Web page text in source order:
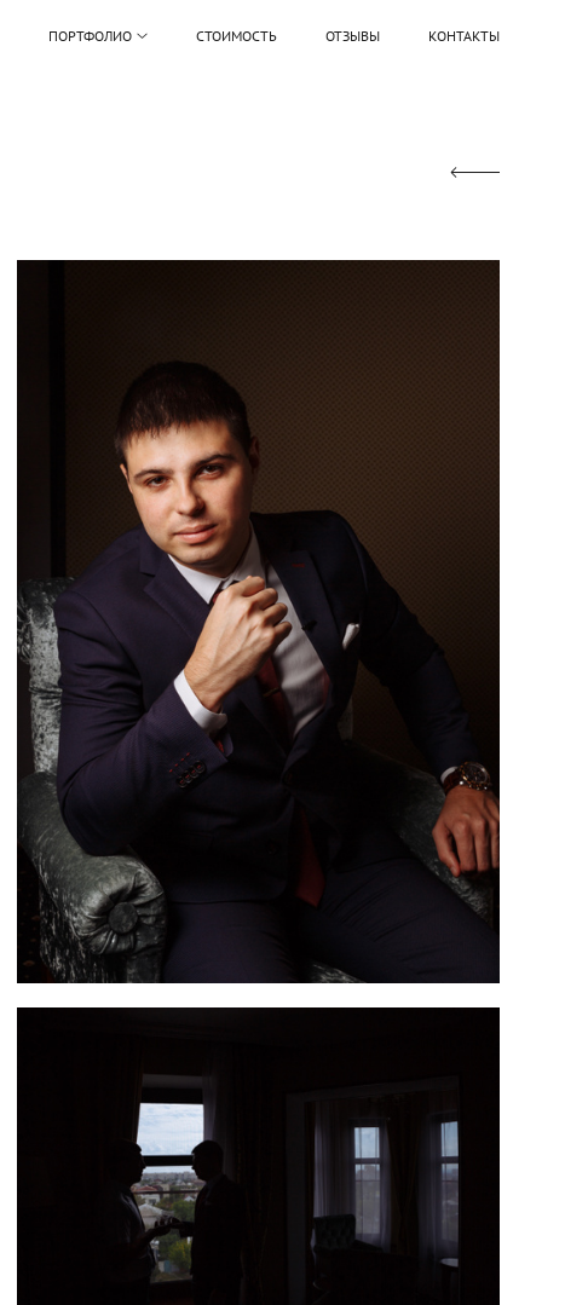
ПОРТФОЛИО СТОИМОСТЬ ОТЗЫВЫ КОНТАКТЫ